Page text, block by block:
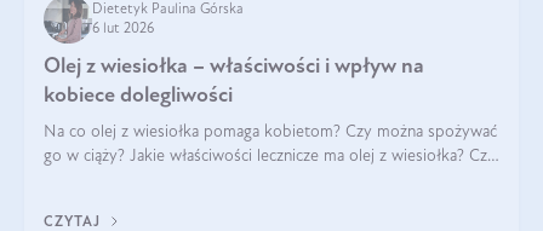
Dietetyk Paulina Górska
6 lut 2026
Olej z wiesiołka – właściwości i wpływ na
kobiece dolegliwości
Na co olej z wiesiołka pomaga kobietom? Czy można spożywać
go w ciąży? Jakie właściwości lecznicze ma olej z wiesiołka? Czy
CZYTAJ